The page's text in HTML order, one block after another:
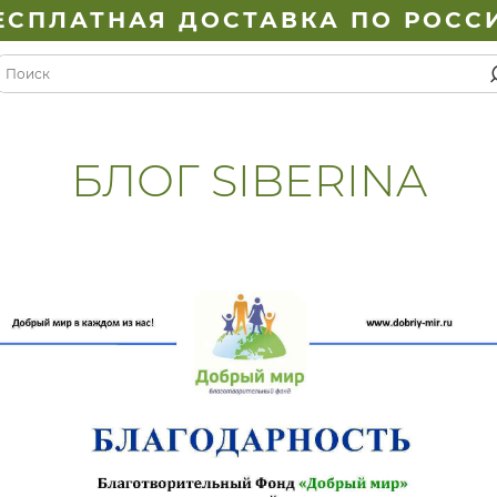
ДОСТАВКА ПО
БЛОГ SIBERINA